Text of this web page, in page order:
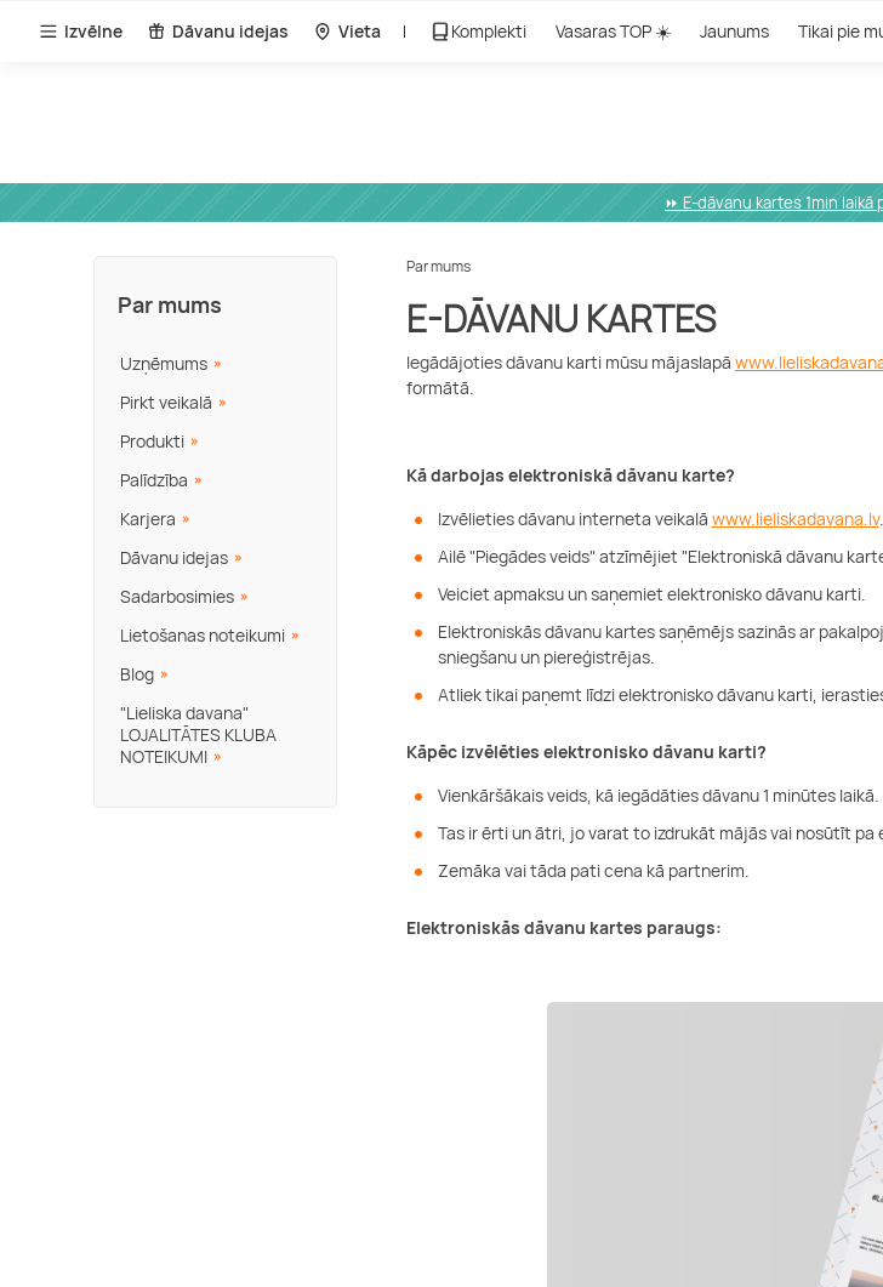
Izvēlne Dāvanu idejas Vieta Komplekti Vasaras TOP ☀️ Jaunums Tikai pie
⏩ E-dāvanu kartes 1min laikā
Par mums
Uzņēmums
Pirkt veikalā
Produkti
Palīdzība
Karjera
Dāvanu idejas
Sadarbosimies
Lietošanas noteikumi
Blog
"Lieliska davana"
LOJALITĀTES KLUBA
NOTEIKUMI
Par mums
E-DĀVANU KARTES
Iegādājoties dāvanu karti mūsu mājaslapā
formātā.
Kā darbojas elektroniskā dāvanu karte?
Izvēlieties dāvanu interneta veikalā www.lieliskadavana.lv.
Ailē "Piegādes veids" atzīmējiet "Elektroniskā dāvanu
Veiciet apmaksu un saņemiet elektronisko dāvanu karti.
Elektroniskās dāvanu kartes saņēmējs sazinās ar
sniegšanu un piereģistrējas.
Atliek tikai paņemt līdzi elektronisko dāvanu karti,
Kāpēc izvēlēties elektronisko dāvanu karti?
Vienkāršākais veids, kā iegādāties dāvanu 1 minūtes laikā.
Tas ir ērti un ātri, jo varat to izdrukāt mājās vai nosūtīt pa
Zemāka vai tāda pati cena kā partnerim.
Elektroniskās dāvanu kartes paraugs: